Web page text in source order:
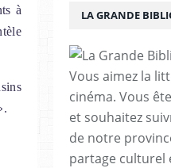
à
LA GRANDE
Vous aimez la
cinéma. Vous
et souhaitez
de notre
partage culturel